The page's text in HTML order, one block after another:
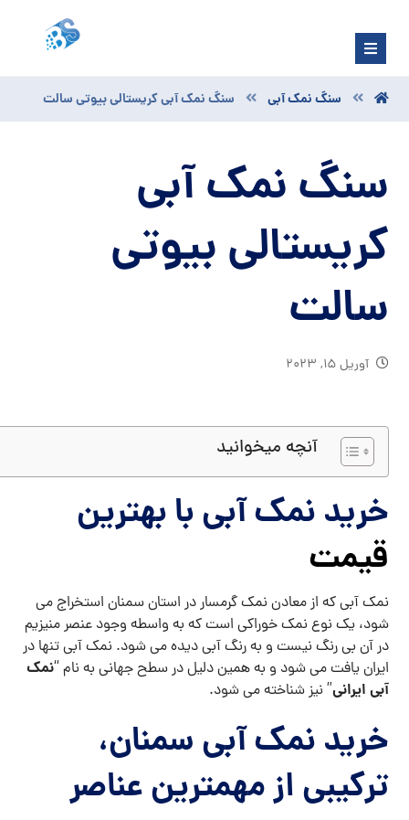
سنگ نمک آبی سنگ نمک آبی کریستالی بیوتی سالت
سنگ نمک آبی
کریستالی بیوتی
سالت
آوریل ۱۵, ۲۰۲۳
آنچه میخوانید
خرید نمک آبی با بهترین
قیمت
نمک آبی که از معادن نمک گرمسار در استان سمنان استخراج می
شود، یک نوع نمک خوراکی است که به واسطه وجود عنصر منیزیم
در آن بی رنگ نیست و به رنگ آبی دیده می شود. نمک آبی تنها در
ایران یافت می شود و به همین دلیل در سطح جهانی به نام “نمک
آبی ایرانی” نیز شناخته می شود.
خرید نمک آبی سمنان،
ترکیبی از مهمترین عناصر